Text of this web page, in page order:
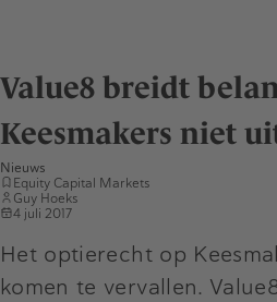
Value8 breidt
Keesmakers niet
Nieuws
Equity Capital Markets
Guy Hoeks
4 juli 2017
Het optierecht op
komen te vervallen.